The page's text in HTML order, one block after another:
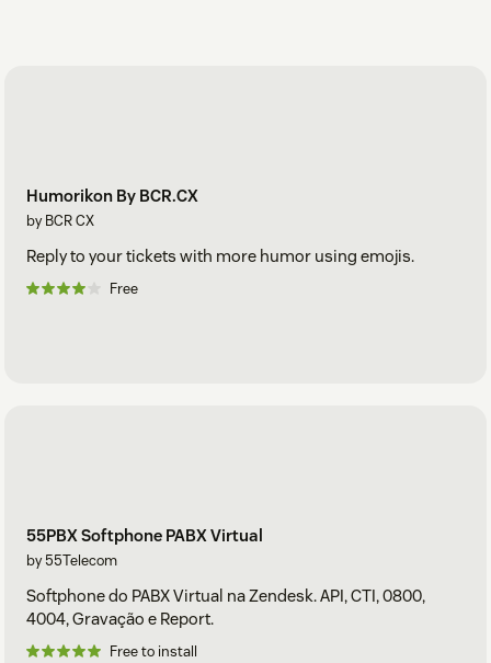
Humorikon By BCR.CX
by BCR CX
Reply to your tickets with more humor using emojis.
Free
55PBX Softphone PABX Virtual
by 55Telecom
Softphone do PABX Virtual na Zendesk. API, CTI, 0800,
4004, Gravação e Report.
Free to install